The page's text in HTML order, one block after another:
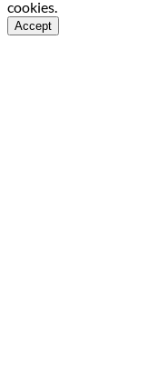
cookies.
Accept